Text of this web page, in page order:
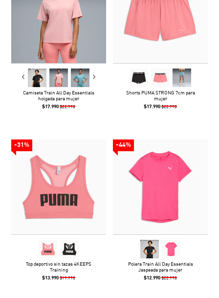
Camiseta Train All Day Essentials
holgada para mujer
$17.990 $22.990
Shorts PUMA STRONG 7cm para
mujer
$17.990 $22.990
-31%
Top deportivo sin tazas 4KEEPS
Training
$13.990 $19.990
-44%
Polera Train All Day Essentials
Jaspeada para mujer
$12.990 $22.990